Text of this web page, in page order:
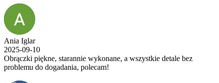
Ania Iglar
2025-09-10
Obrączki piękne, starannie wykonane, a wszystkie detale bez
problemu do dogadania, polecam!